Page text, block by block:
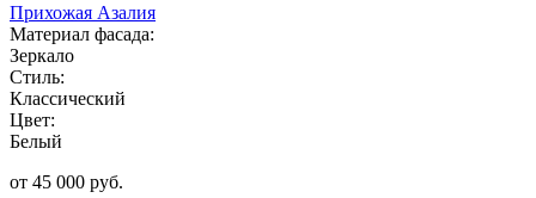
Прихожая Азалия
Материал фасада:
Зеркало
Стиль:
Классический
Цвет:
Белый
от 45 000 руб.